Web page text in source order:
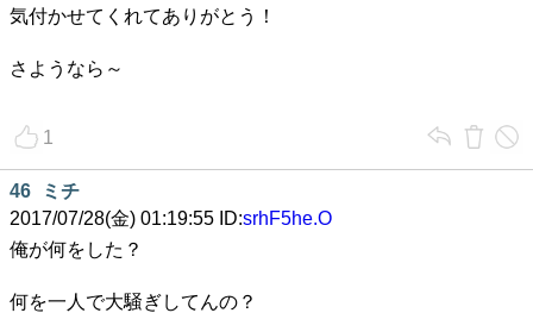
気付かせてくれてありがとう！
さようなら～
1
46
ミチ
2017/07/28(金) 01:19:55 ID:srhF5he.O
俺が何をした？
何を一人で大騒ぎしてんの？